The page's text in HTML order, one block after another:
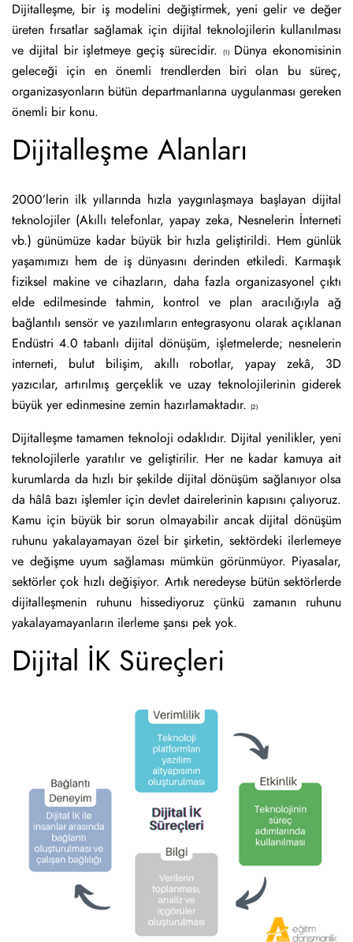
Dijitalleşme, bir iş modelini değiştirmek, yeni gelir ve değer
üreten fırsatlar sağlamak için dijital teknolojilerin kullanılması
ve dijital bir işletmeye geçiş sürecidir.
(1)Dünya ekonomisinin
geleceği için en önemli trendlerden biri olan bu süreç,
organizasyonların bütün departmanlarına uygulanması gereken
önemli bir konu.
Dijitalleşme Alanları
2000’lerin ilk yıllarında hızla yaygınlaşmaya başlayan dijital
teknolojiler (Akıllı telefonlar, yapay zeka, Nesnelerin İnterneti
vb.) günümüze kadar büyük bir hızla geliştirildi. Hem günlük
yaşamımızı hem de iş dünyasını derinden etkiledi. Karmaşık
fiziksel makine ve cihazların, daha fazla organizasyonel çıktı
elde edilmesinde tahmin, kontrol ve plan aracılığıyla ağ
bağlantılı sensör ve yazılımların entegrasyonu olarak açıklanan
Endüstri 4.0 tabanlı dijital dönüşüm, işletmelerde; nesnelerin
interneti, bulut bilişim, akıllı robotlar, yapay zekâ, 3D
yazıcılar, artırılmış gerçeklik ve uzay teknolojilerinin giderek
büyük yer edinmesine zemin hazırlamaktadır. (2)
Dijitalleşme tamamen teknoloji odaklıdır. Dijital yenilikler, yeni
teknolojilerle yaratılır ve geliştirilir. Her ne kadar kamuya ait
kurumlarda da hızlı bir şekilde dijital dönüşüm sağlanıyor olsa
da hâlâ bazı işlemler için devlet dairelerinin kapısını çalıyoruz.
Kamu için büyük bir sorun olmayabilir ancak dijital dönüşüm
ruhunu yakalayamayan özel bir şirketin, sektördeki ilerlemeye
ve değişme uyum sağlaması mümkün görünmüyor. Piyasalar,
sektörler çok hızlı değişiyor. Artık neredeyse bütün sektörlerde
dijitalleşmenin ruhunu hissediyoruz çünkü zamanın ruhunu
yakalayamayanların ilerleme şansı pek yok.
Dijital İK Süreçleri